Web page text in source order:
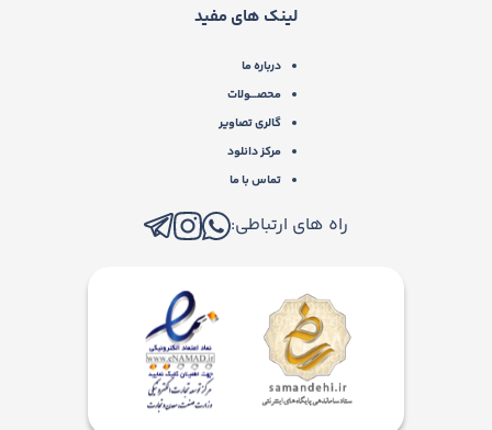
لینک های مفید
درباره ما
محصـــولات
گالری تصاویر
مرکز دانلود
تماس با ما
راه های ارتباطی: